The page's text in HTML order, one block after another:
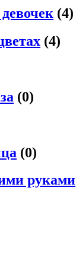
(4)
(4)
(0)
(0)
руками